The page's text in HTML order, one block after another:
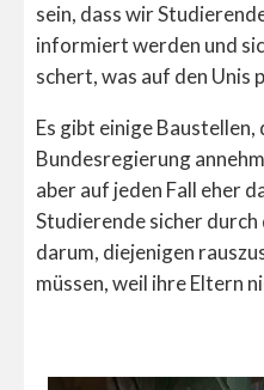
sein, dass wir
informiert werden und
schert, was auf den Unis
Es gibt einige Baustellen,
Bundesregierung
aber auf jeden Fall eher
Studierende sicher durch
darum, diejenigen
müssen, weil ihre Eltern